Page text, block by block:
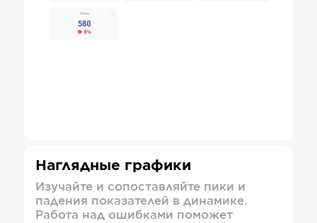
Наглядные графики
Изучайте и сопоставляйте пики и
падения показателей в динамике.
Работа над ошибками поможет